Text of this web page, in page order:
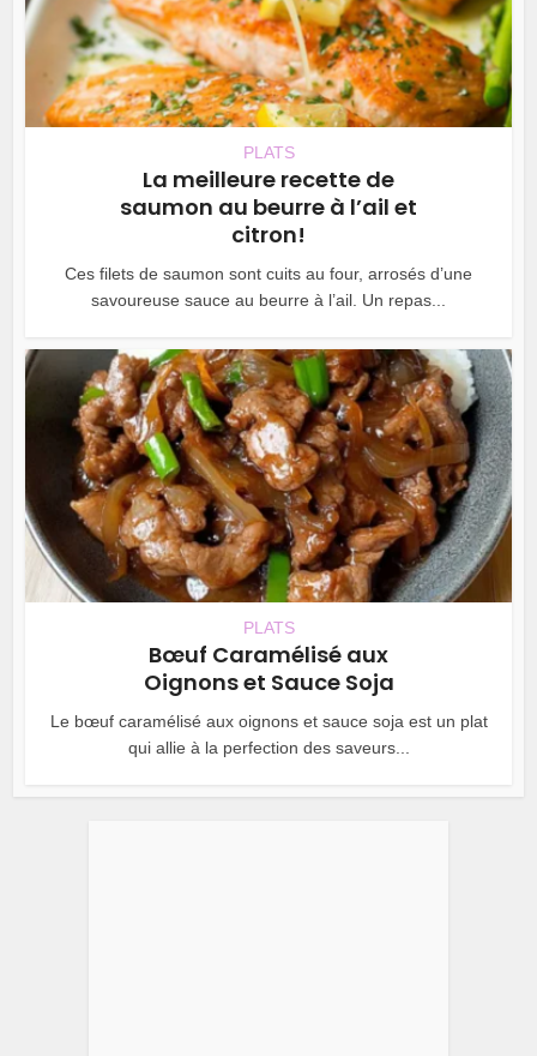
PLATS
La meilleure recette de
saumon au beurre à l’ail et
citron!
Ces filets de saumon sont cuits au four, arrosés d’une
savoureuse sauce au beurre à l’ail. Un repas...
PLATS
Bœuf Caramélisé aux
Oignons et Sauce Soja
Le bœuf caramélisé aux oignons et sauce soja est un plat
qui allie à la perfection des saveurs...